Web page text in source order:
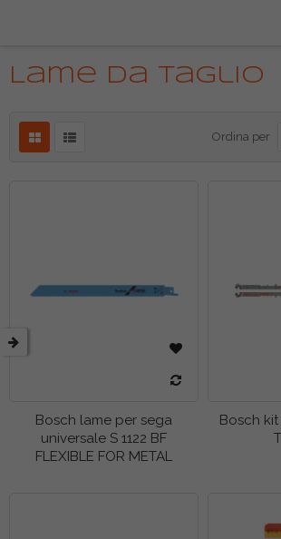
Lame Da Taglio
Ordina per
Bosch lame per sega
universale S 1122 BF
FLEXIBLE FOR METAL
Bosch